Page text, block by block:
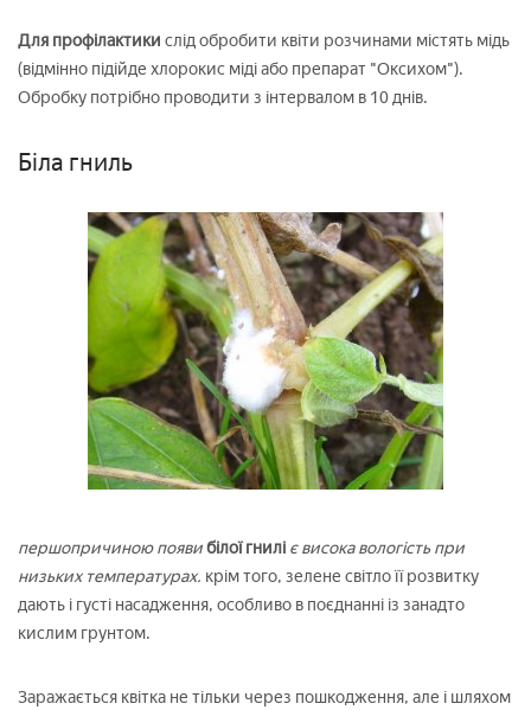
Для профілактики слід обробити квіти розчинами містять мідь
(відмінно підійде хлорокис міді або препарат "Оксихом").
Обробку потрібно проводити з інтервалом в 10 днів.
Біла гниль
першопричиною появибілої гнилі є висока вологість при
низьких температурах. крім того, зелене світло її розвитку
дають і густі насадження, особливо в поєднанні із занадто
кислим грунтом.
Заражається квітка не тільки через пошкодження, але і шляхом